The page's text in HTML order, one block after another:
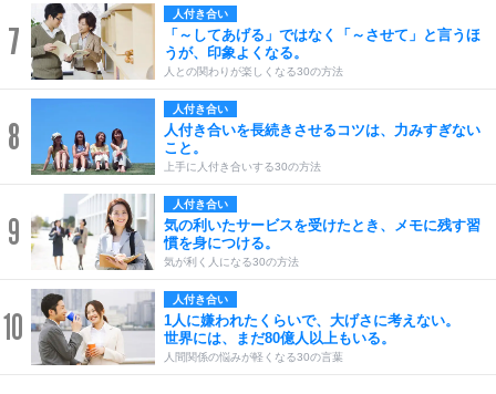
7
人付き合い
「～してあげる」ではなく「～させて」と言うほ
うが、印象よくなる。
人との関わりが楽しくなる30の方法
8
人付き合い
人付き合いを長続きさせるコツは、力みすぎない
こと。
上手に人付き合いする30の方法
9
人付き合い
気の利いたサービスを受けたとき、メモに残す習
慣を身につける。
気が利く人になる30の方法
10
人付き合い
1人に嫌われたくらいで、大げさに考えない。
世界には、まだ80億人以上もいる。
人間関係の悩みが軽くなる30の言葉